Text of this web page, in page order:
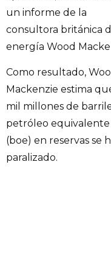
un informe de la
consultora británica
energía Wood
Como resultado,
Mackenzie estima
mil millones de
petróleo equivalente
(boe) en reservas se
paralizado.